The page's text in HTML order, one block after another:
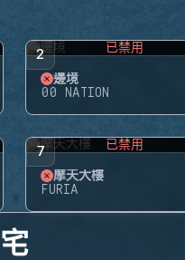
2 已禁用
邊境
00 NATION
7 已禁用
摩天大樓
FURIA